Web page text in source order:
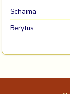
Schaima
Berytus